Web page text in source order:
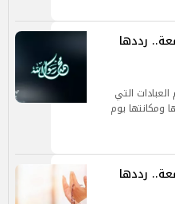
رددها
التي
ومكانتها يوم
رددها